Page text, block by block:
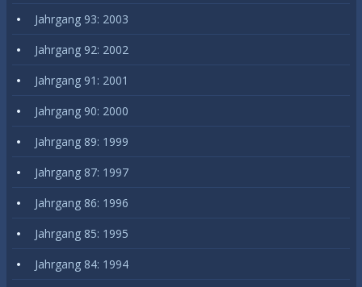
Jahrgang 93: 2003
Jahrgang 92: 2002
Jahrgang 91: 2001
Jahrgang 90: 2000
Jahrgang 89: 1999
Jahrgang 87: 1997
Jahrgang 86: 1996
Jahrgang 85: 1995
Jahrgang 84: 1994